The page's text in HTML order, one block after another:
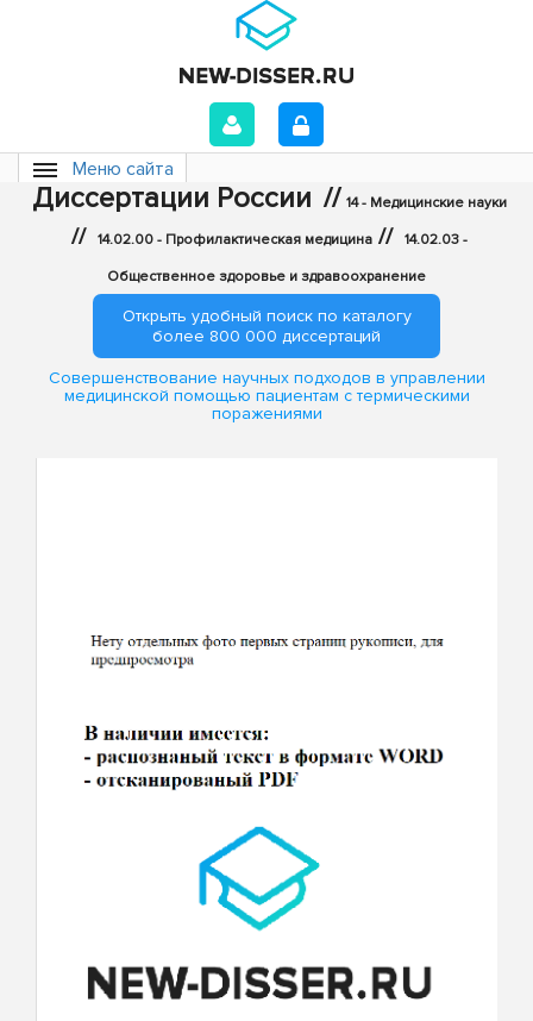
Меню сайта
Диссертации России // 14 - Медицинские науки
// 14.02.00 - Профилактическая медицина // 14.02.03 -
Общественное здоровье и здравоохранение
Открыть удобный поиск по каталогу
более 800 000 диссертаций
Совершенствование научных подходов в управлении
медицинской помощью пациентам с термическими
поражениями